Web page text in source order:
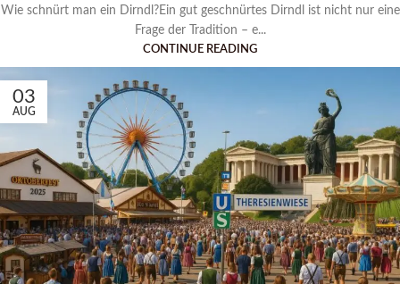
Wie schnürt man ein Dirndl?Ein gut geschnürtes Dirndl ist nicht nur eine
Frage der Tradition – e...
CONTINUE READING
03
AUG